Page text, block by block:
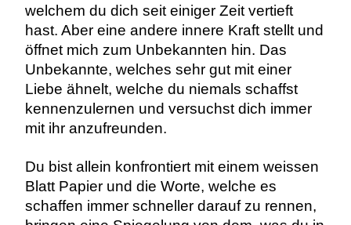
welchem du dich seit einiger Zeit vertieft
hast. Aber eine andere innere Kraft stellt und
öffnet mich zum Unbekannten hin. Das
Unbekannte, welches sehr gut mit einer
Liebe ähnelt, welche du niemals schaffst
kennenzulernen und versuchst dich immer
mit ihr anzufreunden.
Du bist allein konfrontiert mit einem weissen
Blatt Papier und die Worte, welche es
schaffen immer schneller darauf zu rennen,